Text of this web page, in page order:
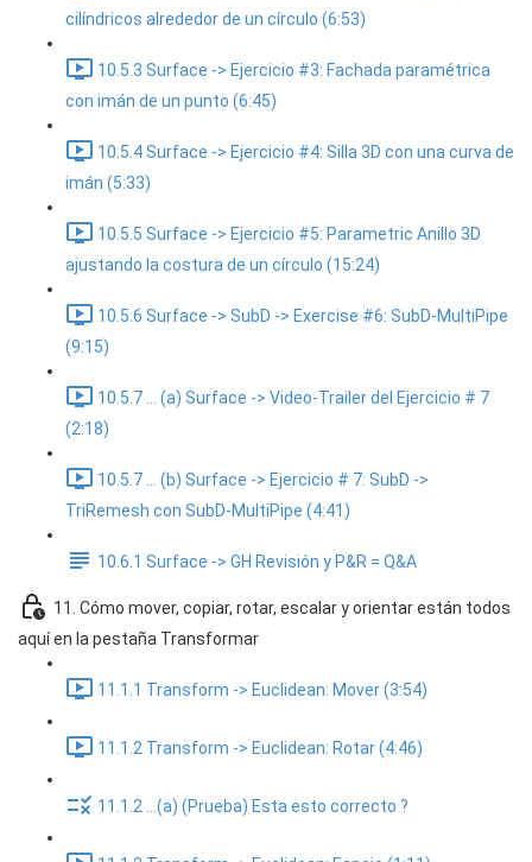
cilíndricos alrededor de un círculo (6:53)
10.5.3 Surface -> Ejercicio #3: Fachada paramétrica
con imán de un punto (6:45)
10.5.4 Surface -> Ejercicio #4: Silla 3D con una curva de
imán (5:33)
10.5.5 Surface -> Ejercicio #5: Parametric Anillo 3D
ajustando la costura de un círculo (15:24)
10.5.6 Surface -> SubD -> Exercise #6: SubD-MultiPipe
(9:15)
10.5.7 ... (a) Surface -> Video-Trailer del Ejercicio # 7
(2:18)
10.5.7 ... (b) Surface -> Ejercicio # 7: SubD ->
TriRemesh con SubD-MultiPipe (4:41)
10.6.1 Surface -> GH Revisión y P&R = Q&A
11. Cómo mover, copiar, rotar, escalar y orientar están todos
aquí en la pestaña Transformar
11.1.1 Transform -> Euclidean: Mover (3:54)
11.1.2 Transform -> Euclidean: Rotar (4:46)
11.1.2 ...(a) (Prueba) Esta esto correcto ?